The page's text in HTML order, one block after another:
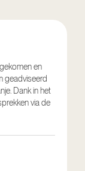
en
geadviseerd
Dank in het
via de